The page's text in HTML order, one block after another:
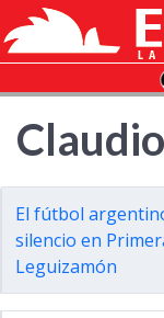
El fútbol
silencio en
Leguizamón